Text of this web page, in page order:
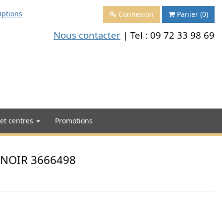
Connexion Panier (0)
Nous contacter | Tel : 09 72 33 98 69
centres Promotions
3666498